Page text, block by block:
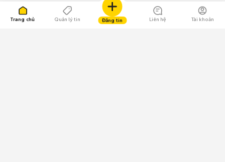
Trang chủ Quản lý tin Đăng tin Liên hệ Tài khoản